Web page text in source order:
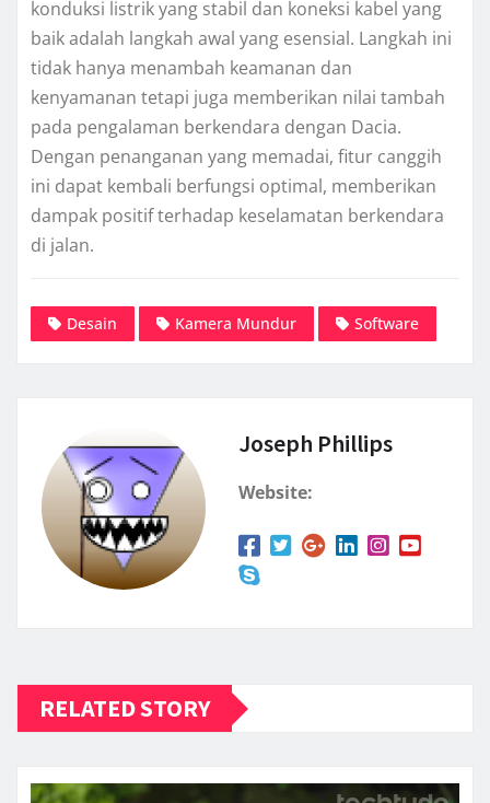
konduksi listrik yang stabil dan koneksi kabel yang
baik adalah langkah awal yang esensial. Langkah ini
tidak hanya menambah keamanan dan
kenyamanan tetapi juga memberikan nilai tambah
pada pengalaman berkendara dengan Dacia.
Dengan penanganan yang memadai, fitur canggih
ini dapat kembali berfungsi optimal, memberikan
dampak positif terhadap keselamatan berkendara
di jalan.
Desain Kamera Mundur Software
Joseph Phillips
Website:
RELATED STORY